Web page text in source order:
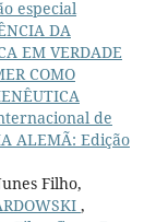
especial
DA
EM VERDADE
COMO
de
ALEMÃ: Edição
Filho,
,